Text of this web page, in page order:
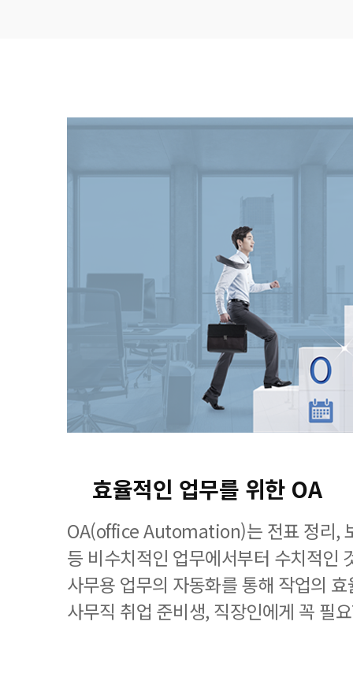
효율적인 업무를 위한 OA
OA(office Automation)는 전표 정리,
등 비수치적인 업무에서부터 수치적인
사무용 업무의 자동화를 통해 작업의
사무직 취업 준비생, 직장인에게 꼭 필